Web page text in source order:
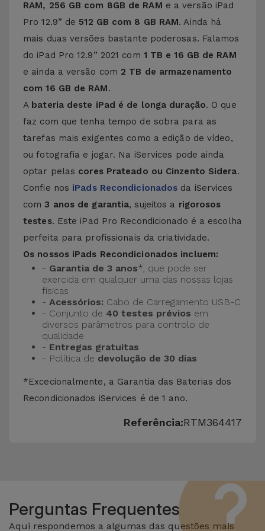
RAM, 256 GB com 8GB de RAM e a versão iPad
Pro 12.9” de 512 GB com 8 GB RAM. Ainda há
mais duas versões bastante poderosas. Falamos
do iPad Pro 12.9” 2021 com 1 TB e 16 GB de RAM
e ainda a versão com 2 TB de armazenamento
com 16 GB de RAM.
A bateria deste iPad é de longa duração. O que
faz com que tenha tempo de sobra para as
tarefas mais exigentes como a edição de vídeo,
ou fotografia e jogar. Na iServices pode ainda
optar pelas cores Prateado ou Cinzento Sidera.
Confie nos iPads Recondicionados da iServices
com3 anos de garantia, sujeitos a rigorosos
testes. Este iPad Pro Recondicionado é a escolha
perfeita para profissionais da criatividade.
Os nossos iPads Recondicionados incluem:
- Garantia de 3 anos*, que pode ser
exercida em qualquer uma das nossas lojas
físicas
- Acessórios: Cabo de Carregamento USB-C
- Conjunto de 40 testes prévios em
diversos parâmetros para controlo de
qualidade
- Entregas gratuitas
- Política de devolução de 30 dias
*Excecionalmente, a Garantia das Baterias dos
Recondicionados iServices é de 1 ano.
Referência:RTM364417
Perguntas Frequentes
Aqui respondemos a algumas das questões mais